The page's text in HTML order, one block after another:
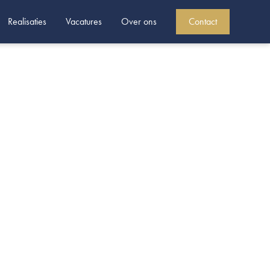
Realisaties Vacatures Over ons Contact